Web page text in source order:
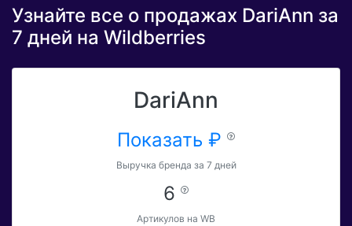
Узнайте все о продажах DariAnn за
7 дней на Wildberries
DariAnn
Показать ₽
Выручка бренда за 7 дней
6
Артикулов на WB